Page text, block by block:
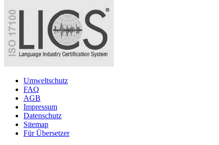
Umweltschutz
FAQ
AGB
Impressum
Datenschutz
Sitemap
Für Übersetzer